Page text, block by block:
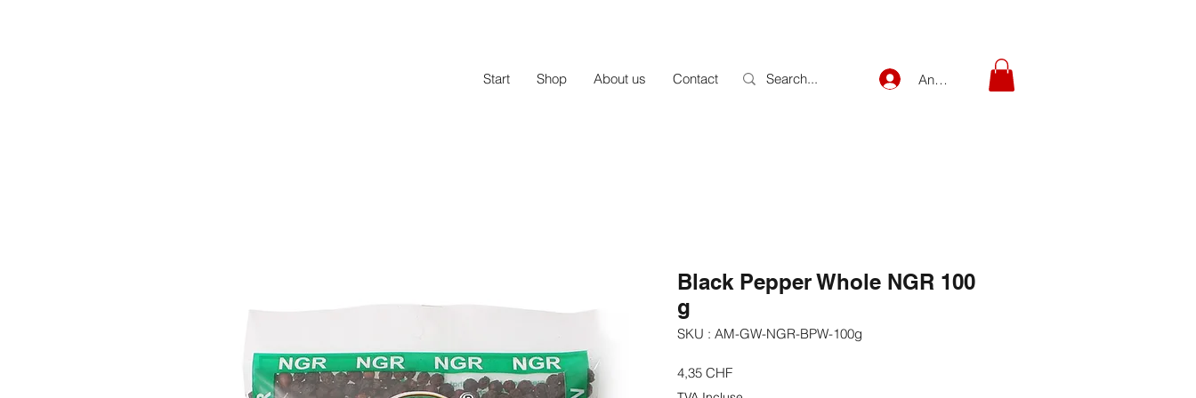
Start Shop About us Contact Anmelden
Black Pepper Whole NGR 100
g
SKU : AM-GW-NGR-BPW-100g
4,35 CHFPrix